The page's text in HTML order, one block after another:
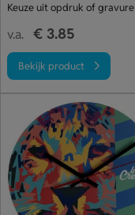
Keuze uit opdruk of gravure
v.a. € 3.85
Bekijk product